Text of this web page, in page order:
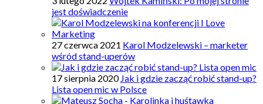
jest doświadczenie
27 czerwca 2021 Karol Modzelewski – marketer
wśród stand-uperów
17 sierpnia 2020 Jak i gdzie zacząć robić stand-up?
Lista open mic w Polsce